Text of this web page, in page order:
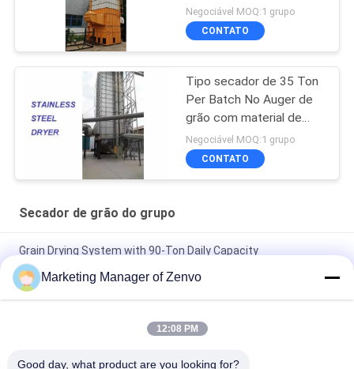
recircula o secador para
a almofada de arroz
Negociável MOQ:1 grupo
CONTATO
Tipo secador de 35 Ton
Per Batch No Auger de
grão com material de
aço inoxidável
Negociável MOQ:1 grupo
CONTATO
Secador de grão do grupo
Grain Drying System with 90-Ton Daily Capacity
Secador de grãos de 30 toneladas por hora com alta eficiência
e poupança de energia
Secador de grãos de sementes de trigo de milho de arroz 70
Marketing Manager of Zenvo
12:08 PM
Good day, what product are you looking for?